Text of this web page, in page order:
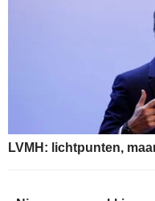
LVMH: lichtpunten,